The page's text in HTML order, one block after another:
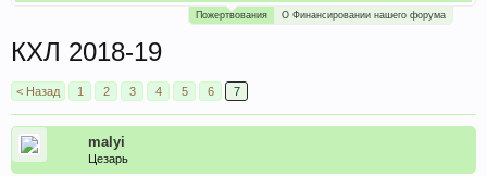
Пожертвования О Финансировании нашего форума
КХЛ 2018-19
< Назад 1 2 3 4 5 6 7
malyi
Цезарь